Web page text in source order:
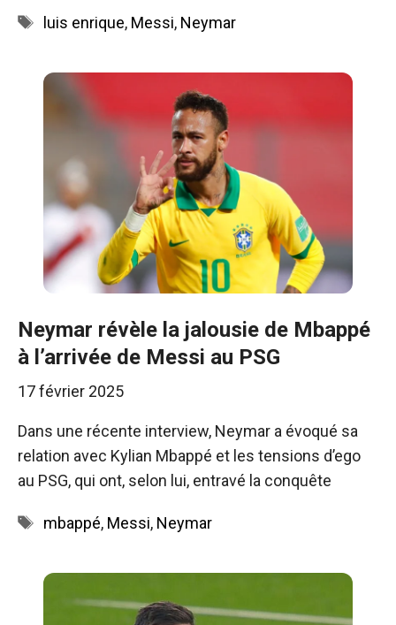
Étiquettes
luis enrique, Messi, Neymar
Neymar révèle la jalousie de Mbappé
à l’arrivée de Messi au PSG
17 février 2025
Dans une récente interview, Neymar a évoqué sa
relation avec Kylian Mbappé et les tensions d’ego
au PSG, qui ont, selon lui, entravé la conquête
Étiquettes
mbappé, Messi, Neymar